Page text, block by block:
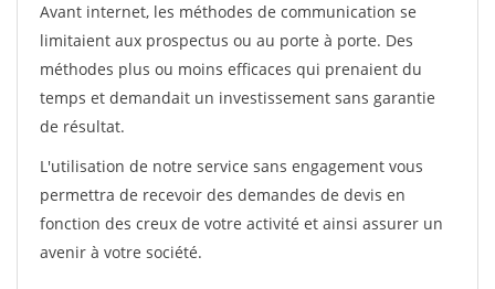
Avant internet, les méthodes de communication se
limitaient aux prospectus ou au porte à porte. Des
méthodes plus ou moins efficaces qui prenaient du
temps et demandait un investissement sans garantie
de résultat.
L'utilisation de notre service sans engagement vous
permettra de recevoir des demandes de devis en
fonction des creux de votre activité et ainsi assurer un
avenir à votre société.